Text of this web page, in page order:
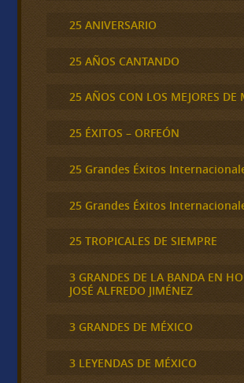
25 ANIVERSARIO
25 AÑOS CANTANDO
25 AÑOS CON LOS MEJORES DE
25 ÉXITOS – ORFEÓN
25 Grandes Éxitos
25 Grandes Éxitos
25 TROPICALES DE SIEMPRE
3 GRANDES DE LA BANDA EN
JOSÉ ALFREDO JIMÉNEZ
3 GRANDES DE MÉXICO
3 LEYENDAS DE MÉXICO